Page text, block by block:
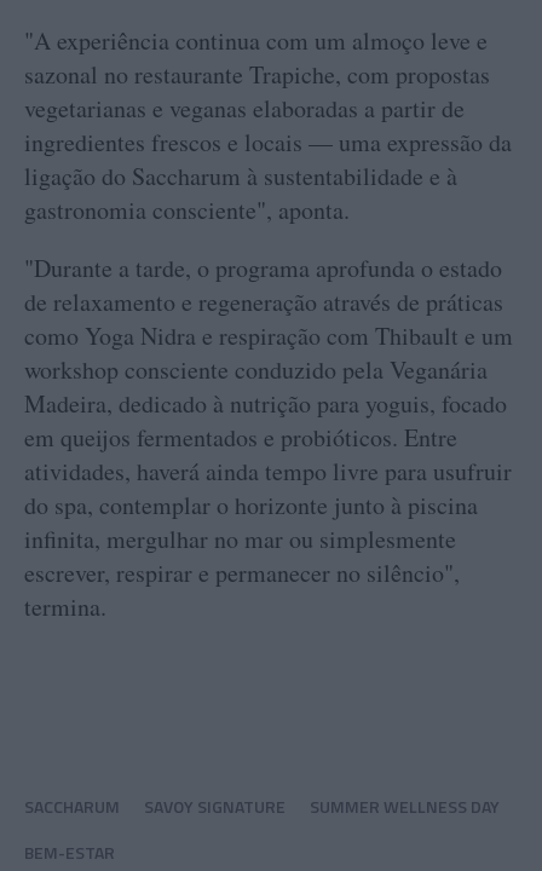
"A experiência continua com um almoço leve e
sazonal no restaurante Trapiche, com propostas
vegetarianas e veganas elaboradas a partir de
ingredientes frescos e locais — uma expressão da
ligação do Saccharum à sustentabilidade e à
gastronomia consciente", aponta.
"Durante a tarde, o programa aprofunda o estado
de relaxamento e regeneração através de práticas
como Yoga Nidra e respiração com Thibault e um
workshop consciente conduzido pela Veganária
Madeira, dedicado à nutrição para yoguis, focado
em queijos fermentados e probióticos. Entre
atividades, haverá ainda tempo livre para usufruir
do spa, contemplar o horizonte junto à piscina
infinita, mergulhar no mar ou simplesmente
escrever, respirar e permanecer no silêncio",
termina.
SACCHARUM SAVOY SIGNATURE
SUMMER WELLNESS DAY
BEM-ESTAR